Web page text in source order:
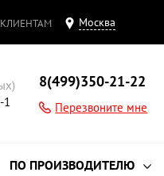
КЛИЕНТАМ Москва
1
8(499)350-21-22
Перезвоните мне
ПО ПРОИЗВОДИТЕЛЮ